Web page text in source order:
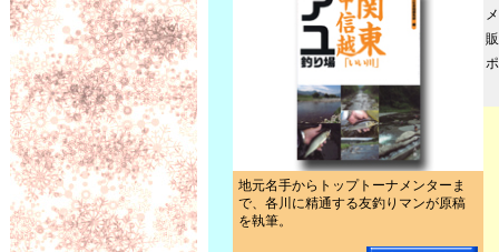
地元名手からトップトーナメンターま
で、各川に精通する友釣りマンが原稿
を執筆。